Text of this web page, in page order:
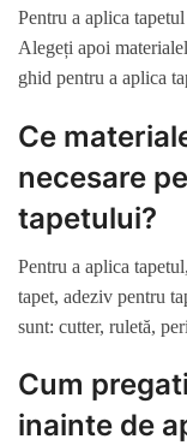
Pentru a aplica
Alegeți apoi
ghid pentru a aplica
Ce
necesare
tapetului?
Pentru a aplica
tapet, adeziv pentru
sunt: cutter, ruletă,
Cum
inainte de